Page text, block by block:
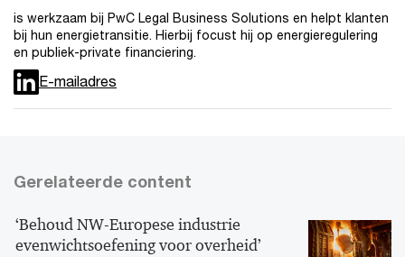
is werkzaam bij PwC Legal Business Solutions en helpt klanten
bij hun energietransitie. Hierbij focust hij op energieregulering
en publiek-private financiering.
E-mailadres
Gerelateerde content
‘Behoud NW-Europese industrie
evenwichtsoefening voor overheid’